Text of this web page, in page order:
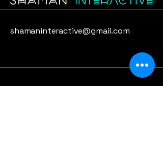
shamaninteractive@gmail.com